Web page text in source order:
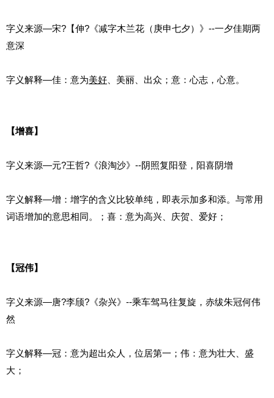
字义来源—宋?【伸?《减字木兰花（庚申七夕）》--一夕佳期两
意深
字义解释—佳：意为美好 、美丽、出众；意：心志，心意。
【增喜】
字义来源—元?王哲?《浪淘沙》--阴照复阳登，阳喜阴增
字义解释—增：增字的含义比较单纯，即表示加多和添。与常用
词语增加的意思相同。；喜：意为高兴、庆贺、爱好；
【冠伟】
字义来源—唐?李颀?《杂兴》--乘车驾马往复旋，赤绂朱冠何伟
然
字义解释—冠：意为超出众人，位居第一；伟：意为壮大、盛
大；